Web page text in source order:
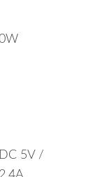
DC 5V /